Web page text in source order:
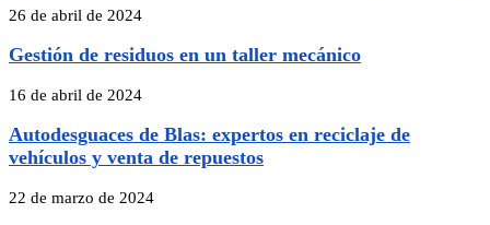
26 de abril de 2024
Gestión de residuos en un taller mecánico
16 de abril de 2024
Autodesguaces de Blas: expertos en reciclaje de
vehículos y venta de repuestos
22 de marzo de 2024